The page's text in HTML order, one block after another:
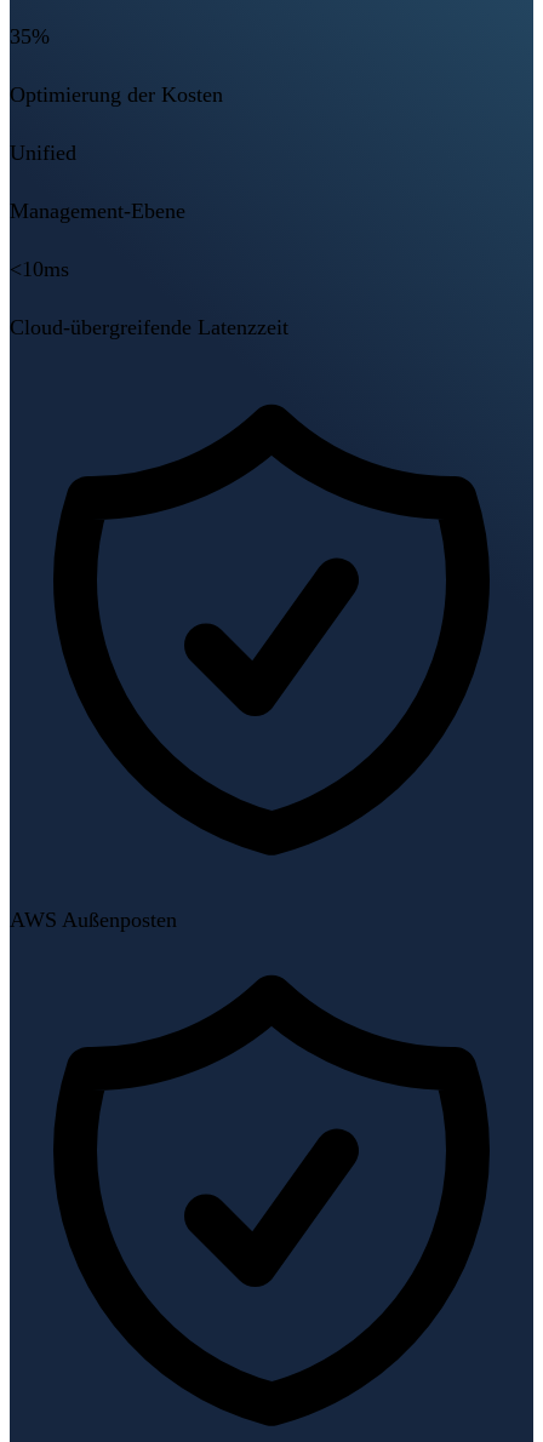
35%
Optimierung der Kosten
Unified
Management-Ebene
<10ms
Cloud-übergreifende Latenzzeit
AWS Außenposten